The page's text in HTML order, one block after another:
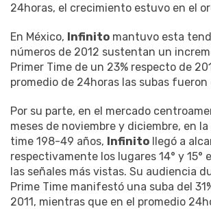
24horas, el crecimiento estuvo en el
En México, Infinito mantuvo esta
números de 2012 sustentan un
Primer Time de un 23% respecto de
promedio de 24horas las subas fueron
Por su parte, en el mercado
meses de noviembre y diciembre, en
time 198-49 años, Infinito llegó a
respectivamente los lugares 14° y 15°
las señales más vistas. Su audiencia
Prime Time manifestó una suba del
2011, mientras que en el promedio